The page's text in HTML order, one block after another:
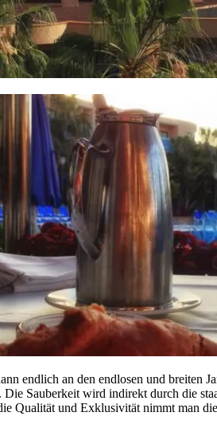
endlich an den endlosen und breiten
Die Sauberkeit wird indirekt durch die
Qualität und Exklusivität nimmt man